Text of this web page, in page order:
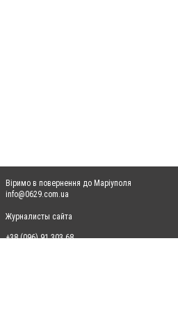
Віримо в повернення до Маріуполя
info@0629.com.ua
Журналисты сайта
+38 (096) 91 303 68